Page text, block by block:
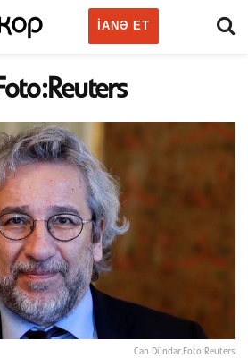
IANƏ ET
Can Dündar.Foto:Reuters